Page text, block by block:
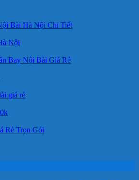
Bài Hà Nội Chi Tiết
Nội
Bay Nội Bài Giá Rẻ
giá rẻ
Rẻ Trọn Gói